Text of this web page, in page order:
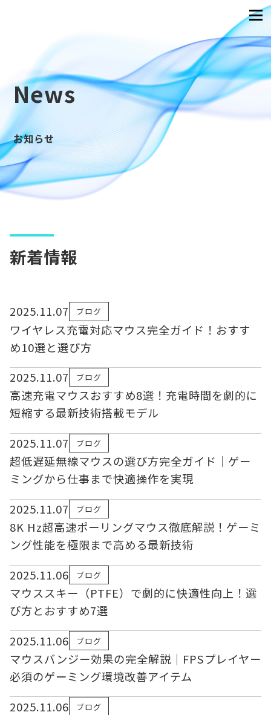
News
お知らせ
新着情報
2025.11.07 ブログ
ワイヤレス充電対応マウス完全ガイド！おすす
め10選と選び方
2025.11.07
ブログ
高速充電マウスおすすめ8選！充電時間を劇的に
短縮する最新技術搭載モデル
2025.11.07
ブログ
超低遅延無線マウスの選び方完全ガイド｜ゲー
ミングから仕事まで快適操作を実現
2025.11.07
ブログ
8K Hz超高速ポーリングマウス徹底解説！ゲーミ
ング性能を極限まで高める最新技術
2025.11.06
ブログ
マウススキー（PTFE）で劇的に快適性向上！選
び方とおすすめ7選
2025.11.06
ブログ
マウスバンジー効果の完全解説｜FPSプレイヤー
必須のゲーミング環境改善アイテム
2025.11.06
ブログ